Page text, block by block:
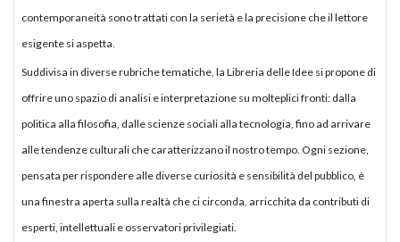
contemporaneità sono trattati con la serietà e la precisione che il lettore
esigente si aspetta.
Suddivisa in diverse rubriche tematiche, la Libreria delle Idee si propone di
offrire uno spazio di analisi e interpretazione su molteplici fronti: dalla
politica alla filosofia, dalle scienze sociali alla tecnologia, fino ad arrivare
alle tendenze culturali che caratterizzano il nostro tempo. Ogni sezione,
pensata per rispondere alle diverse curiosità e sensibilità del pubblico, è
una finestra aperta sulla realtà che ci circonda, arricchita da contributi di
esperti, intellettuali e osservatori privilegiati.